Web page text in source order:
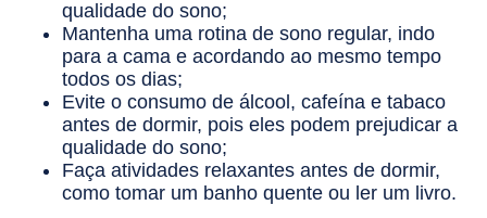
qualidade do sono;
Mantenha uma rotina de sono regular, indo
para a cama e acordando ao mesmo tempo
todos os dias;
Evite o consumo de álcool, cafeína e tabaco
antes de dormir, pois eles podem prejudicar a
qualidade do sono;
Faça atividades relaxantes antes de dormir,
como tomar um banho quente ou ler um livro.